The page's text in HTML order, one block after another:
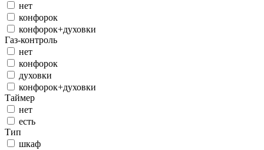
нет
конфорок
конфорок+духовки
Газ-контроль
нет
конфорок
духовки
конфорок+духовки
Таймер
нет
есть
Тип
шкаф